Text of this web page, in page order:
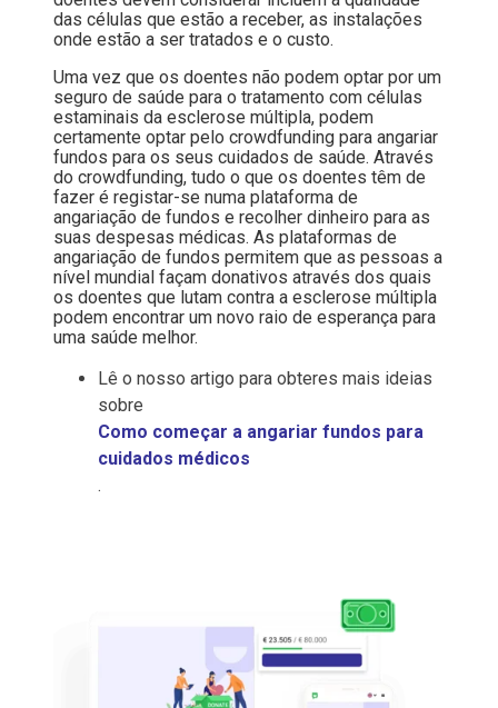
das células que estão a receber, as instalações
onde estão a ser tratados e o custo.
Uma vez que os doentes não podem optar por um
seguro de saúde para o tratamento com células
estaminais da esclerose múltipla, podem
certamente optar pelo crowdfunding para angariar
fundos para os seus cuidados de saúde. Através
do crowdfunding, tudo o que os doentes têm de
fazer é registar-se numa plataforma de
angariação de fundos e recolher dinheiro para as
suas despesas médicas. As plataformas de
angariação de fundos permitem que as pessoas a
nível mundial façam donativos através dos quais
os doentes que lutam contra a esclerose múltipla
podem encontrar um novo raio de esperança para
uma saúde melhor.
Lê o nosso artigo para obteres mais ideias
sobre
Como começar a angariar fundos para
cuidados médicos
.